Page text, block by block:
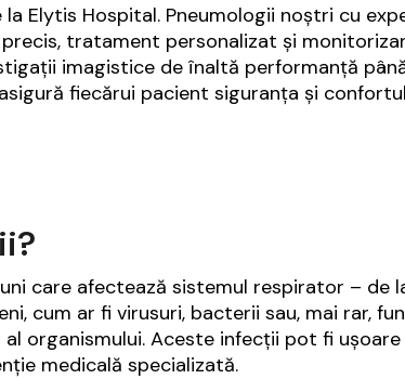
Elytis Hospital. Pneumologii noștri cu
tratament personalizat și
imagistice de înaltă performanță
fiecărui pacient siguranța și
care afectează sistemul respirator – de
cum ar fi virusuri, bacterii sau, mai rar,
organismului. Aceste infecții pot fi
medicală specializată.